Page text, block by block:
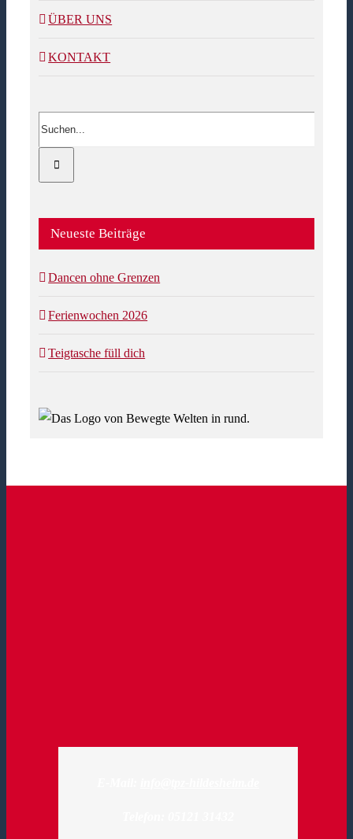
ÜBER UNS
KONTAKT
Neueste Beiträge
Dancen ohne Grenzen
Ferienwochen 2026
Teigtasche füll dich